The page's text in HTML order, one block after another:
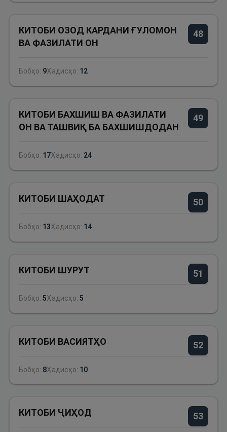
48
КИТОБИ ОЗОД КАРДАНИ ҒУЛОМОН
ВА ФАЗИЛАТИ ОН
Бобҳо: 9Ҳадисҳо: 12
49
КИТОБИ БАХШИШ ВА ФАЗИЛАТИ
ОН ВА ТАШВИҚ БА БАХШИШДОДАН
Бобҳо: 17Ҳадисҳо: 24
50
КИТОБИ ШАҲОДАТ
Бобҳо: 13Ҳадисҳо: 14
51
КИТОБИ ШУРУТ
Бобҳо: 5Ҳадисҳо: 5
52
КИТОБИ ВАСИЯТҲО
Бобҳо: 8Ҳадисҳо: 10
53
КИТОБИ ҶИҲОД